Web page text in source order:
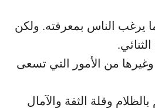
يرغب الناس بمعرفته. ولكن
من الأمور التي تسعى
وقلة الثقة والآمال